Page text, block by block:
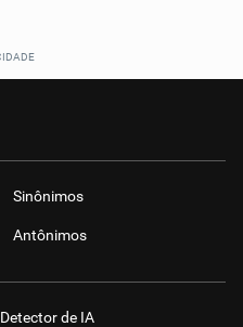
Sinônimos
Antônimos
Detector de IA